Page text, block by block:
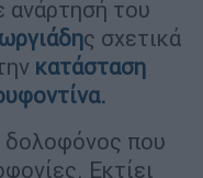
ανάρτησή του
ς σχετικά
κατάσταση
δολοφόνος που
Εκτίει